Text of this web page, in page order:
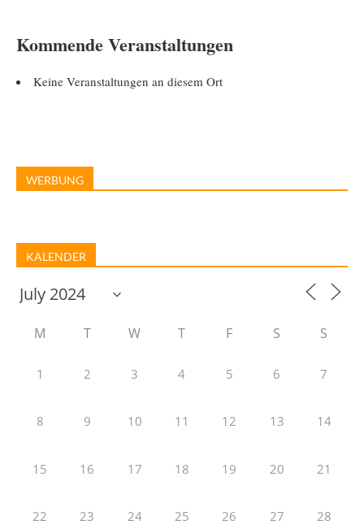
Kommende Veranstaltungen
Keine Veranstaltungen an diesem Ort
WERBUNG
KALENDER
M T W T F S S
1 2 3 4 5 6 7
8 9 10 11 12 13 14
15 16 17 18 19 20 21
22 23 24 25 26 27 28